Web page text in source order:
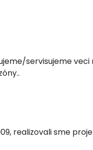
servisujeme veci
.
realizovalisme